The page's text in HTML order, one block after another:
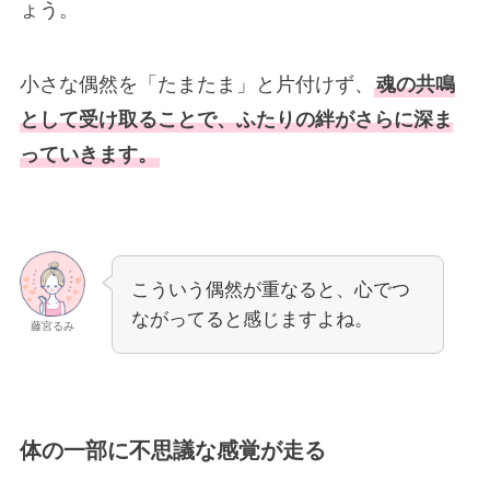
ょう。
小さな偶然を「たまたま」と片付けず、 魂の共鳴
として受け取ることで、ふたりの絆がさらに深ま
っていきます。
藤宮るみ
こういう偶然が重なると、心でつ
ながってると感じますよね。
体の一部に不思議な感覚が走る